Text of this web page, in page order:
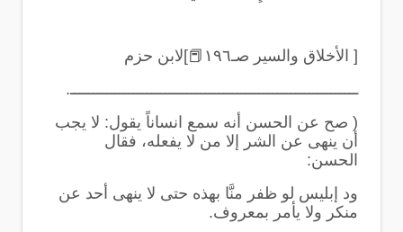
[ الأخلاق والسير صـ١٩٦ 📕]لابن حزم
ــــــــــــــــــــــــــــــــــــــــــــــــــــــــــــــــ.
( صح عن الحسن أنه سمع انساناً يقول: لا يجب
أن ينهى عن الشر إلا من لا يفعله، فقال
الحسن:
ود إبليس لو ظفر منَّا بهذه حتى لا ينهى أحد عن
منكر ولا يأمر بمعروف.